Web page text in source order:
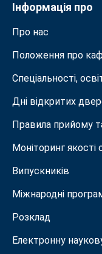
Інформація про
Про нас
Положення про
Спеціальності,
Дні відкритих
Правила прийому
Моніторинг якості
Випускників
Міжнародні
Розклад
Електронну